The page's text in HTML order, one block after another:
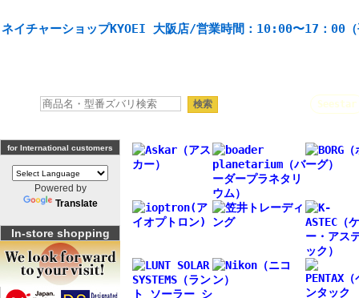
ネイチャーショップKYOEI 大阪店/営業時間：10:00〜17：00（
Seestar
for International customers
Powered by
Translate
In-store shopping